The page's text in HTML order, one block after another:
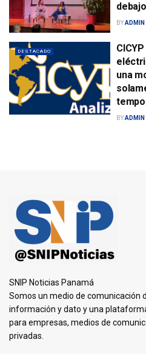
debajo
BYADMIN
DESTACADO
una
BYADMIN
SNIP Noticias Panamá
Somos un medio de comunicación
información y dato y una
para empresas, medios de
privadas.